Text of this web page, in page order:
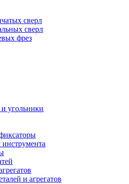
сверл
сверл
фрез
угольники
и агрегатов